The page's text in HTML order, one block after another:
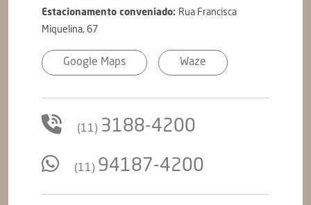
Estacionamento conveniado: Rua Francisca
Miquelina, 67
Google Maps Waze
(11) 3188-4200
(11) 94187-4200